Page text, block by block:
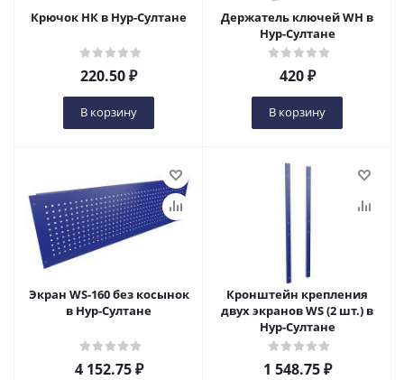
Крючок НК в Нур-Султане
220.50₽
В корзину
Держатель ключей WH в
Нур-Султане
420₽
В корзину
Экран WS-160 без косынок
в Нур-Султане
4 152.75₽
Кронштейн крепления
двух экранов WS (2 шт.) в
Нур-Султане
1 548.75₽